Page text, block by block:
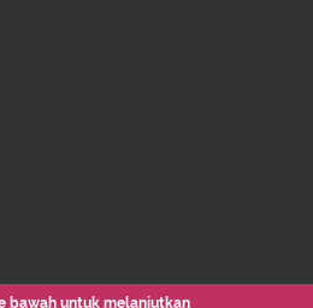
bawah untuk melanjutkan